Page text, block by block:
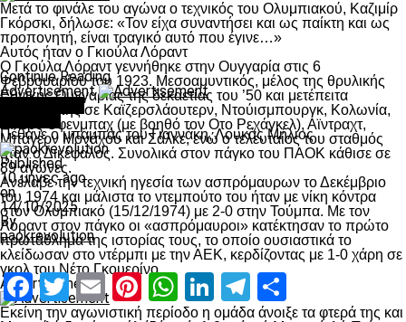
Μετά το φινάλε του αγώνα ο τεχνικός του Ολυμπιακού, Καζιμίρ
Γκόρσκι, δήλωσε: «Τον είχα συναντήσει και ως παίκτη και ως
προπονητή, είναι τραγικό αυτό που έγινε…»
Αυτός ήταν ο Γκιούλα Λόραντ
Ο Γκούλα Λόραντ γεννήθηκε στην Ουγγαρία στις 6
Φεβρουαρίου του 1923. Μεσοαμυντικός, μέλος της θρυλικής
Εθνικής Ουγγαρίας της δεκαετίας του ’50 και μετέπειτα
προπονητής σε Καϊζερσλάουτερν, Ντούισμπουργκ, Κολωνία,
Κίκερς Οφενμπαχ (με βοηθό τον Οτο Ρεχάγκελ), Αϊντραχτ,
Μπάγερν Μονάχου και Σάλκε, ενώ ο τελευταίος του σταθμός
ήταν ο Δικέφαλος. Συνολικά στον πάγκο του ΠΑΟΚ κάθισε σε
89 αγώνες.
Ανέλαβε την τεχνική ηγεσία των ασπρόμαυρων το Δεκέμβριο
του 1974 και μάλιστα το ντεμπούτο του ήταν με νίκη κόντρα
στον Ολυμπιακό (15/12/1974) με 2-0 στην Τούμπα. Με τον
Λόραντ στον πάγκο οι «ασπρόμαυροι» κατέκτησαν το πρώτο
πρωτάθλημα της ιστορίας τους, το οποίο ουσιαστικά το
κλείδωσαν στο ντέρμπι με την ΑΕΚ, κερδίζοντας με 1-0 χάρη σε
γκολ του Νέτο Γκουερίνο.
Advertisement
Εκείνη την αγωνιστική περίοδο η ομάδα άνοιξε τα φτερά της και
Continue Reading
Advertisement
Πέθανε ο μπαμπάς του Γιαννάκη, Λουκάς Μήλιος
Published
10 μήνες ago
on
14/10/2025
By
paokrevolution
Facebook
Twitter
EmailPinterest
WhatsApp
LinkedIn
Telegram